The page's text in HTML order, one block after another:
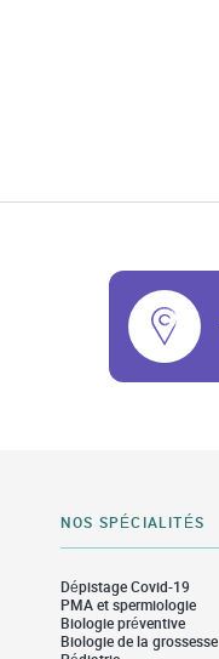
NOS SPÉCIALITÉS
Dépistage Covid-19
PMA et spermiologie
Biologie préventive
Biologie de la grossesse